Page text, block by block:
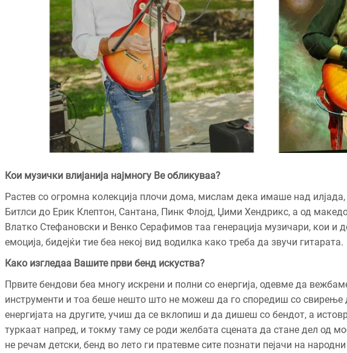
Кои музички влијанија најмногу Ве обликуваа?
Растев со огромна колекција плочи дома, мислам дека имаше над
Битлси до Ерик Клептон, Сантана, Пинк Флојд, Џими Хендрикс, а од
Влатко Стефановски и Венко Серафимов таа генерација музичари, кои и
емоција, бидејќи тие беа некој вид водилка како треба да звучи гитарата.
Како изгледаа Вашите први бенд искуства?
Првите бендови беа многу искрени и полни со енергија, одевме да
инструменти и тоа беше нешто што не можеш да го споредиш со свирење
енергијата на другите, учиш да се вклопиш и да дишеш со бендот, а
туркаат напред, и токму таму се роди желбата сцената да стане дел од
не речам детски, бенд во лето ги пратевме сите познати пејачи на